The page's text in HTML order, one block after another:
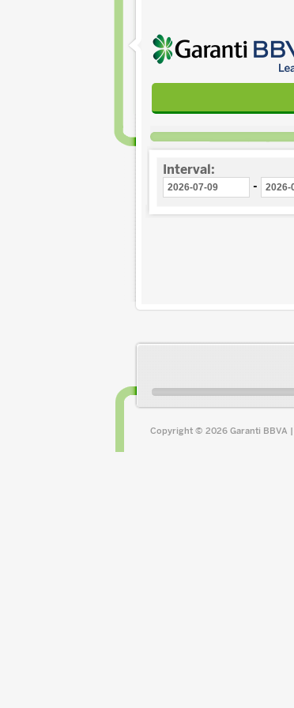
Interval:
-
Copyright © 2026 Garanti BBVA |